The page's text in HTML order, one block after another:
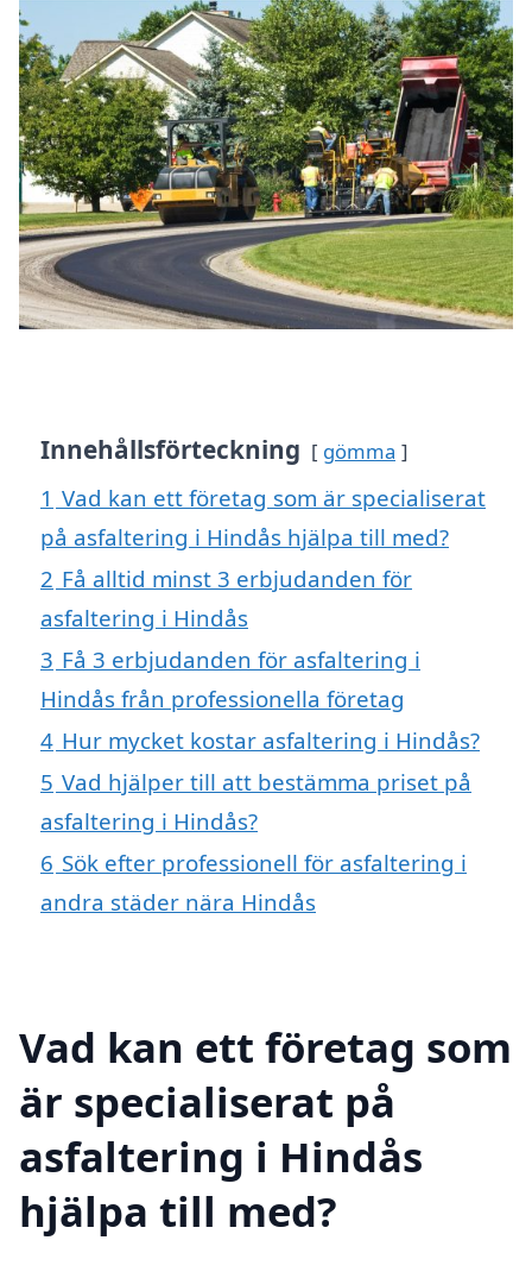
Innehållsförteckning gömma
1 Vad kan ett företag som är specialiserat
på asfaltering i Hindås hjälpa till med?
2 Få alltid minst 3 erbjudanden för
asfaltering i Hindås
3 Få 3 erbjudanden för asfaltering i
Hindås från professionella företag
4 Hur mycket kostar asfaltering i Hindås?
5 Vad hjälper till att bestämma priset på
asfaltering i Hindås?
6 Sök efter professionell för asfaltering i
andra städer nära Hindås
Vad kan ett företag som
är specialiserat på
asfaltering i Hindås
hjälpa till med?